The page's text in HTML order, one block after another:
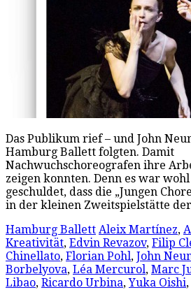
Das Publikum rief – und John
Hamburg Ballett folgten. Damit
Nachwuchschoreografen ihre
zeigen konnten. Denn es war
geschuldet, dass die „Jungen
in der kleinen Zweitspielstätte
Hamburg Ballett Aleix Martínez,
Kreativität, Edvin Revazov, Filip
Chinellato, Florian Pohl, John
Borbelyova, Léa Mercurol, Marc
Libao, Ricardo Urbina,Yuka Oishi,